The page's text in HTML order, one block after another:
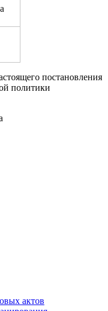
постановления
политики
актов